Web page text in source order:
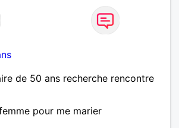
de 50 ans recherche rencontre
pour me marier